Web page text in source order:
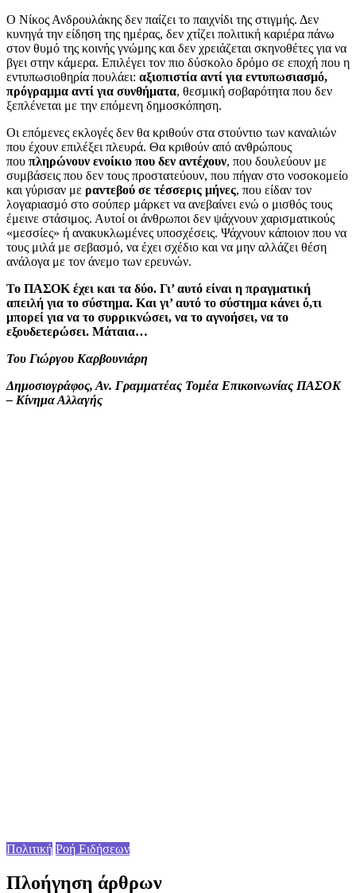
Ο Νίκος Ανδρουλάκης δεν παίζει το παιχνίδι της στιγμής. Δεν
κυνηγά την είδηση της ημέρας, δεν χτίζει πολιτική καριέρα πάνω
στον θυμό της κοινής γνώμης και δεν χρειάζεται σκηνοθέτες για να
βγει στην κάμερα. Επιλέγει τον πιο δύσκολο δρόμο σε εποχή που η
εντυπωσιοθηρία πουλάει: αξιοπιστία αντί για εντυπωσιασμό,
πρόγραμμα αντί για συνθήματα, θεσμική σοβαρότητα που δεν
ξεπλένεται με την επόμενη δημοσκόπηση.
Οι επόμενες εκλογές δεν θα κριθούν στα στούντιο των καναλιών
που έχουν επιλέξει πλευρά. Θα κριθούν από ανθρώπους
που πληρώνουν ενοίκιο που δεν αντέχουν, που δουλεύουν με
συμβάσεις που δεν τους προστατεύουν, που πήγαν στο νοσοκομείο
και γύρισαν με ραντεβού σε τέσσερις μήνες, που είδαν τον
λογαριασμό στο σούπερ μάρκετ να ανεβαίνει ενώ ο μισθός τους
έμεινε στάσιμος. Αυτοί οι άνθρωποι δεν ψάχνουν χαρισματικούς
«μεσσίες» ή ανακυκλωμένες υποσχέσεις. Ψάχνουν κάποιον που να
τους μιλά με σεβασμό, να έχει σχέδιο και να μην αλλάζει θέση
ανάλογα με τον άνεμο των ερευνών.
Το ΠΑΣΟΚ έχει και τα δύο. Γι’ αυτό είναι η πραγματική
απειλή για το σύστημα. Και γι’ αυτό το σύστημα κάνει ό,τι
μπορεί για να το συρρικνώσει, να το αγνοήσει, να το
εξουδετερώσει. Μάταια…
Του Γιώργου Καρβουνιάρη
Δημοσιογράφος, Αν. Γραμματέας Τομέα Επικοινωνίας ΠΑΣΟΚ
– Κίνημα Αλλαγής
Πολιτική Ροή Ειδήσεων
Πλοήγηση άρθρων